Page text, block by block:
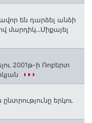
են դարձել անձի
2001թ-ի Ռոբերտ
երկու